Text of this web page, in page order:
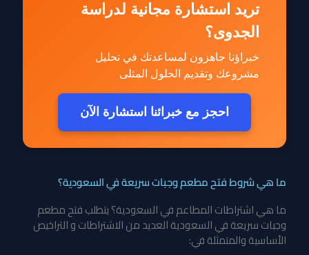
تريد استشارة مجانية لدراسة
الجدوى؟
خبراؤنا جاهزون لمساعدتك في تحليل
مشروعك وتقديم الحلول المثلى
احجز مع خبرائنا استشارة الآن
ما هي شروط فتح مطعم وجبات سريعة في السعودية؟
ما هي اشتراطات المطاعم في السعودية؟ يتطلب فتح مطعم
وجبات سريعة في السعودية العديد من الاشتراطات و التراخيص
الأساسية والمتمثلة في: